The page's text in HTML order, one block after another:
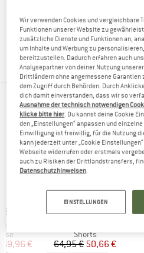
» Gehe zurück zur vorherigen
weniger
TOP PRODUKTE
Preis
€
MARKE
PATAGONIA
Produktgruppe
Shorts
Preis
64,95 € reduzierter
50,66 €
Rabatt
22%
Wir verwenden Cookies und vergleichbare
Funktionen unserer Website zu
zusätzliche Dienste und Funktionen an,
um Inhalte und Werbung zu
bereitzustellen. Dadurch erfahren auch
Analysepartner von deiner Nutzung
Drittländern ohne angemessene
dem Zugriff durch Behörden. Durch
dich damit einverstanden, dass wir so
Ausnahme der technisch notwendigen
klicke bitte hier . Du kannst deine Cookie
den „Einstellungen“ anpassen und
Einwilligung ist freiwillig, für die Nutzung
kann jederzeit unter „Cookie
Webseite widerrufen oder erstmals
auch zu Risiken der Drittlandstransfers,
Datenschutzhinweisen
EINSTELLUNGEN